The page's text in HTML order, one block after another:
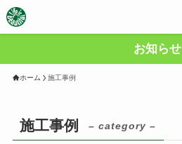
お知らせ
ホーム 施工事例
施工事例 – category –